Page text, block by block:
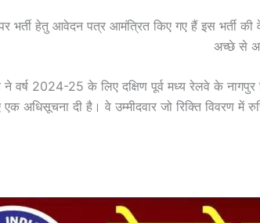
पर भर्ती हेतु आवेदन पत्र आमंत्रित किए गए हैं इस
अच्छे से
ने वर्ष 2024-25 के लिए दक्षिण पूर्व मध्य रेलवे के
एक अधिसूचना दी है। वे उम्मीदवार जो रिक्ति